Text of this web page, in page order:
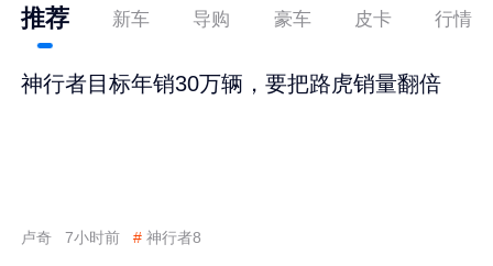
推荐 新车 导购 豪车 皮卡 行情
神行者目标年销30万辆，要把路虎销量翻倍
卢奇 7小时前 # 神行者8